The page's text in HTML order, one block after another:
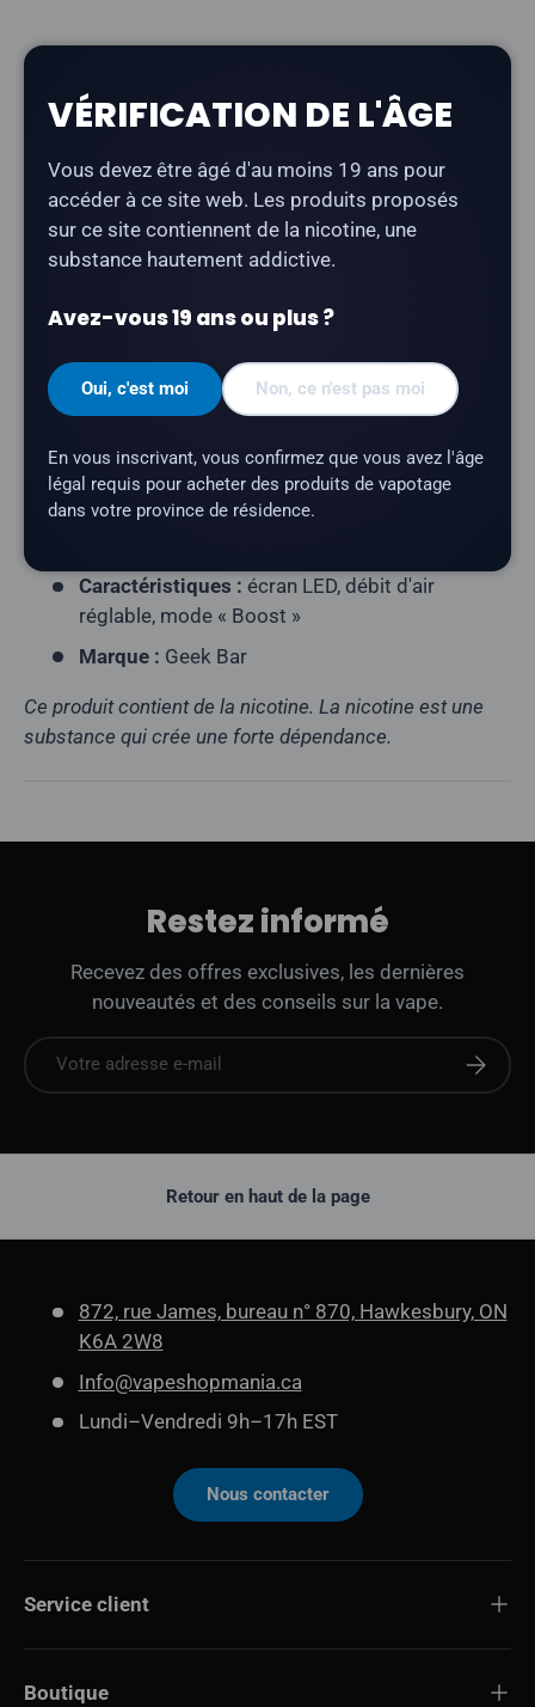
Description
La barreGeek Bar Pulse 9K au parfum « Tangerine
Ice» offre une expérience gustative douce et agréable
aux notes de mandarine glacée.
Nombre de bouffées :jusqu'à 9 000
Teneur en nicotine :20 mg/ml
Résistance de la résistance :résistance à
double maillage
Caractéristiques : écran LED, débit d'air
réglable, mode « Boost »
Marque : Geek Bar
Ce produit contient de la nicotine. La nicotine est une
substance qui crée une forte dépendance.
Restez informé
Recevez des offres exclusives, les dernières
nouveautés et des conseils sur la vape.
E-mail
VÉRIFICATION DE L'ÂGE
Vous devez être âgé d'au moins 19 ans pour
accéder à ce site web. Les produits proposés
sur ce site contiennent de la nicotine, une
substance hautement addictive.
Avez-vous 19 ans ou plus ?
Oui, c'est moi Non, ce n'est pas moi
En vous inscrivant, vous confirmez que vous avez l'âge
légal requis pour acheter des produits de vapotage
dans votre province de résidence.
Retour en haut de la page
872, rue James, bureau n° 870, Hawkesbury, ON
K6A 2W8
Info@vapeshopmania.ca
Lundi–Vendredi 9h–17h EST
Nous contacter
Service client
Boutique